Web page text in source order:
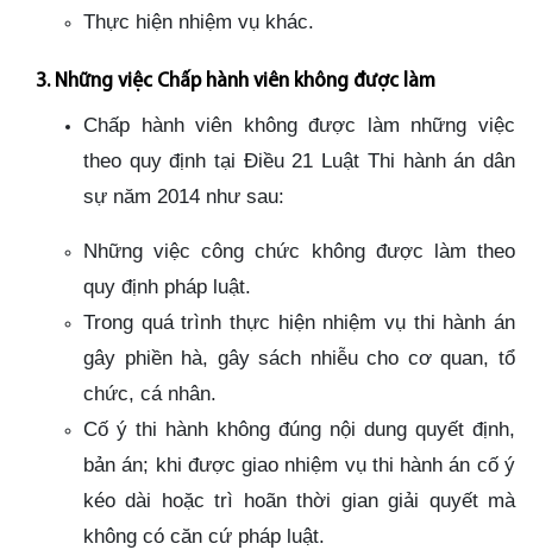
Thực hiện nhiệm vụ khác.
3. Những việc Chấp hành viên không được làm
Chấp hành viên không được làm những việc
theo quy định tại Điều 21 Luật Thi hành án dân
sự năm 2014 như sau:
Những việc công chức không được làm theo
quy định pháp luật.
Trong quá trình thực hiện nhiệm vụ thi hành án
gây phiền hà, gây sách nhiễu cho cơ quan, tổ
chức, cá nhân.
Cố ý thi hành không đúng nội dung quyết định,
bản án; khi được giao nhiệm vụ thi hành án cố ý
kéo dài hoặc trì hoãn thời gian giải quyết mà
không có căn cứ pháp luật.